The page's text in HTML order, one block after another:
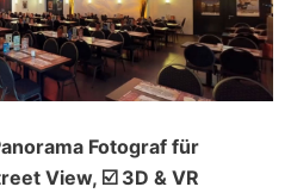
Fotograf für
View, ☑️ 3D & VR